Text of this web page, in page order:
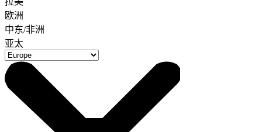
欧洲
中东/非洲
亚太